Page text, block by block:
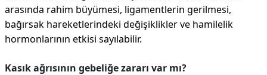
arasında rahim büyümesi, ligamentlerin gerilmesi,
bağırsak hareketlerindeki değişiklikler ve hamilelik
hormonlarının etkisi sayılabilir.
Kasık ağrısının gebeliğe zararı var mı?